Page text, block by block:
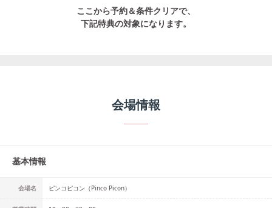
ここから予約＆条件クリアで、
下記特典の対象になります。
会場情報
基本情報
会場名 ピンコピコン（Pinco Picon）